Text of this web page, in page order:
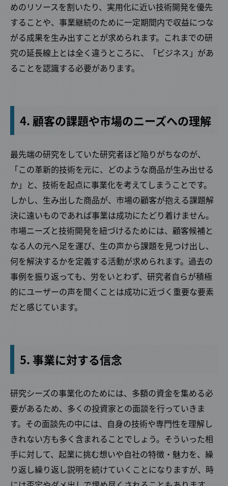
めのリソースを割いたり、実用化に近い技術開発を優先
することや、事業継続のために一定期間内で収益につな
がる成果を生み出すことが求められます。これまでの研
究の延長線上とは全く違うところに、「ビジネス」があ
ることを認識する必要があります。
4. 顧客の課題や市場のニーズへの理解
最先端の研究をしていた研究者ほど陥りがちなのが、
「この革新的技術を元に、どのような商品が生み出せる
か」と、技術を起点に事業化を考えてしまうことです。
しかし、生み出した商品が、市場の顧客が抱える課題解
決に遠いものであれば事業は成功にたどり着けません。
市場ニーズと技術開発を紐づけるためには、顧客候補と
なる人の元へ足を運び、生の声から課題を見つけ出し、
何を解決するかを定義する活動が求められます。過去の
事例を振り返っても、労をいとわず、研究者自らが積極
的にユーザーの声を聞くことは成功に近づく重要な要素
だと感じています。
5. 事業に対する信念
研究シーズの事業化のためには、多額の資金を集める必
要があるため、多くの投資家との面談を行っていきま
す。その面談先の中には、自身の技術や専門性を理解し
きれない方も多く含まれることでしょう。そういった相
手に対して、起業に挑む想いや自社の特徴・魅力を、繰
り返し繰り返し説明を続けていくことになりますが、時